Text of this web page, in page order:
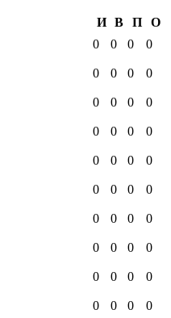
И В П
О
0 0 0 0
0 0 0 0
0 0 0 0
0 0 0 0
0 0 0 0
0 0 0 0
0 0 0 0
0 0 0 0
0 0 0 0
0 0 0 0